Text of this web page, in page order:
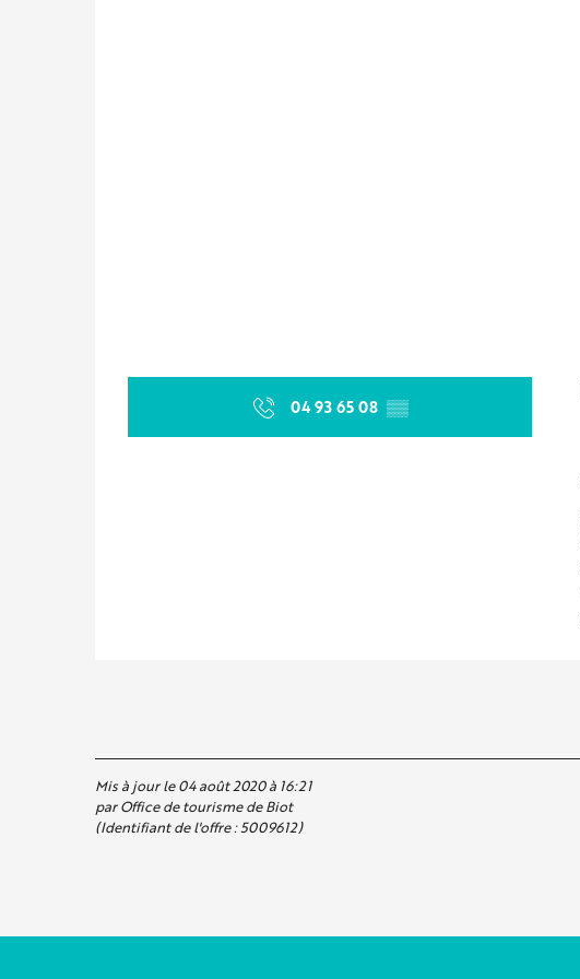
04 93 65 08 ▒▒
Mis à jour le 04 août 2020 à 16:21
par Office de tourisme de Biot
(Identifiant de l'offre :5009612)